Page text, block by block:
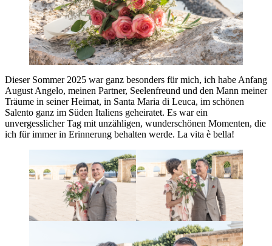
Dieser Sommer 2025 war ganz besonders für mich, ich habe Anfang
August Angelo, meinen Partner, Seelenfreund und den Mann meiner
Träume in seiner Heimat, in Santa Maria di Leuca, im schönen
Salento ganz im Süden Italiens geheiratet. Es war ein
unvergesslicher Tag mit unzähligen, wunderschönen Momenten, die
ich für immer in Erinnerung behalten werde. La vita è bella!